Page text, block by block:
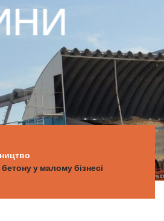
у малому бізнесі